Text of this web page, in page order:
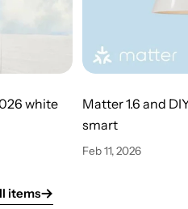
white
Matter 1.6 and
smart
Feb 11, 2026
items